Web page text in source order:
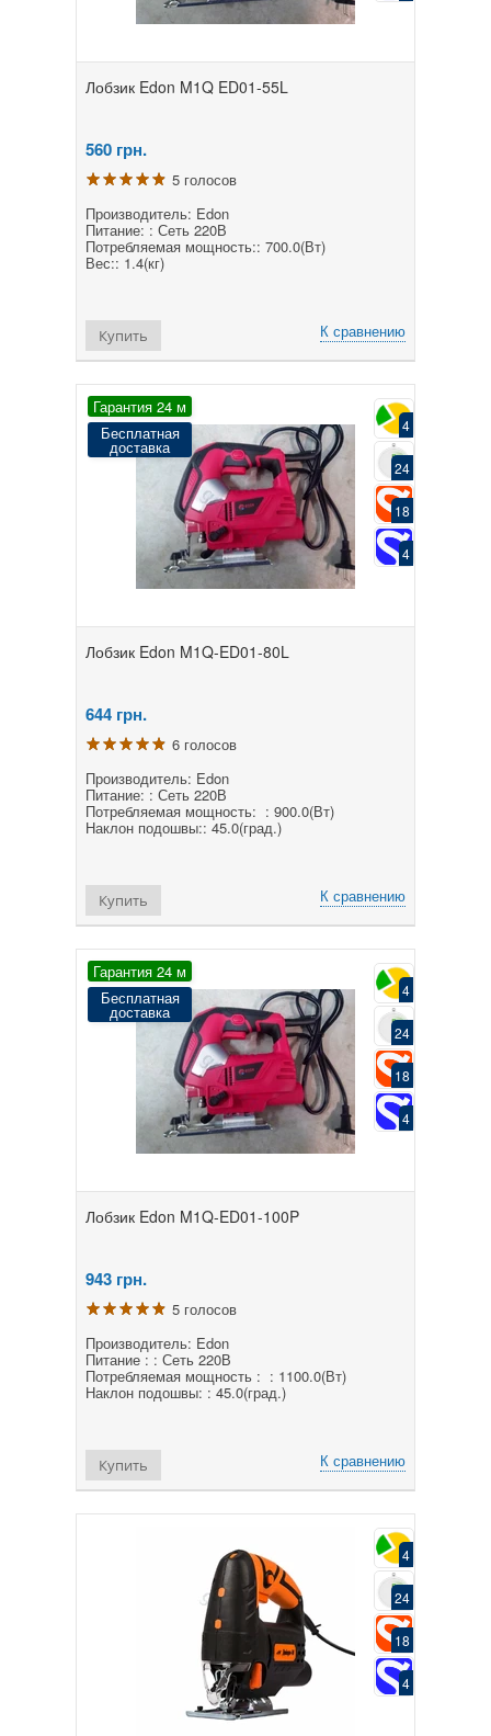
Лобзик Edon M1Q ED01-55L
560 грн.
5 голосов
Производитель: Edon
Питание: : Сеть 220В
Потребляемая мощность:: 700.0(Вт)
Вес:: 1.4(кг)
К сравнению
Купить
Гарантия 24 м
Бесплатная
доставка
4
24
18
4
Лобзик Edon M1Q-ED01-80L
644 грн.
6 голосов
Производитель: Edon
Питание: : Сеть 220В
Потребляемая мощность: : 900.0(Вт)
Наклон подошвы:: 45.0(град.)
К сравнению
Купить
Гарантия 24 м
Бесплатная
доставка
4
24
18
4
Лобзик Edon M1Q-ED01-100P
943 грн.
5 голосов
Производитель: Edon
Питание : : Сеть 220В
Потребляемая мощность : : 1100.0(Вт)
Наклон подошвы: : 45.0(град.)
К сравнению
Купить
4
24
18
4